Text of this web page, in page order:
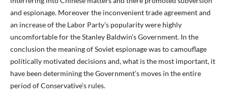
and espionage. Moreover the inconvenient trade agreement and
an increase of the Labor Party’s popularity were highly
uncomfortable for the Stanley Baldwin’s Government. In the
conclusion the meaning of Soviet espionage was to camouflage
politically motivated decisions and, what is the most important, it
have been determining the Government's moves in the entire
period of Conservative’s rules.